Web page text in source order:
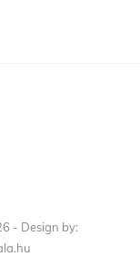
- Design by: